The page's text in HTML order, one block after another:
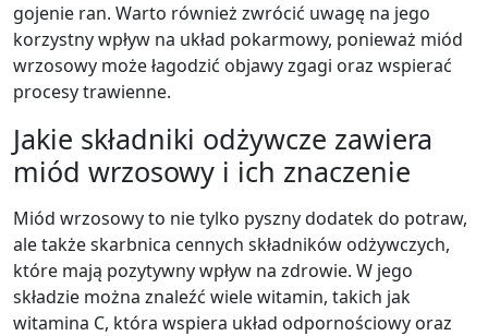
gojenie ran. Warto również zwrócić uwagę na jego
korzystny wpływ na układ pokarmowy, ponieważ miód
wrzosowy może łagodzić objawy zgagi oraz wspierać
procesy trawienne.
Jakie składniki odżywcze zawiera
miód wrzosowy i ich znaczenie
Miód wrzosowy to nie tylko pyszny dodatek do potraw,
ale także skarbnica cennych składników odżywczych,
które mają pozytywny wpływ na zdrowie. W jego
składzie można znaleźć wiele witamin, takich jak
witamina C, która wspiera układ odpornościowy oraz